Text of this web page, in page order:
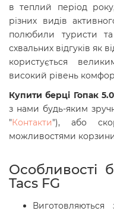
в теплий період
різних видів
полюбили туристи
схвальних відгуків як
користується
високий рівень
Купити берці Гопак
з нами будь-яким
"Контакти"), або
можливостями
Особливості
Tacs FG